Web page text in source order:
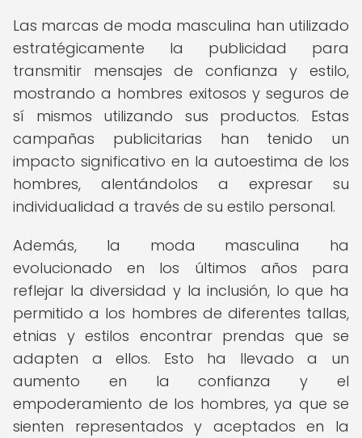
Las marcas de moda masculina han utilizado
estratégicamente la publicidad para
transmitir mensajes de confianza y estilo,
mostrando a hombres exitosos y seguros de
sí mismos utilizando sus productos. Estas
campañas publicitarias han tenido un
impacto significativo en la autoestima de los
hombres, alentándolos a expresar su
individualidad a través de su estilo personal.
Además, la moda masculina ha
evolucionado en los últimos años para
reflejar la diversidad y la inclusión, lo que ha
permitido a los hombres de diferentes tallas,
etnias y estilos encontrar prendas que se
adapten a ellos. Esto ha llevado a un
aumento en la confianza y el
empoderamiento de los hombres, ya que se
sienten representados y aceptados en la